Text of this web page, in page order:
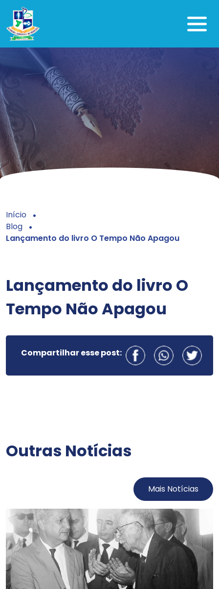
Início
Blog
Lançamento do livro O Tempo Não Apagou
Lançamento do livro O
Tempo Não Apagou
Compartilhar esse post:
Outras Notícias
Mais Notícias